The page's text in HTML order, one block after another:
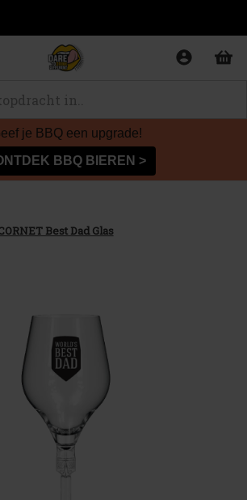
je BBQ een upgrade!
BBQ BIEREN >
Best Dad Glas